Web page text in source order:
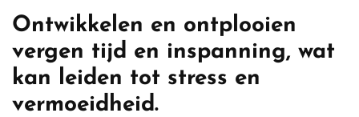
Ontwikkelen en ontplooien
vergen tijd en inspanning, wat
kan leiden tot stress en
vermoeidheid.